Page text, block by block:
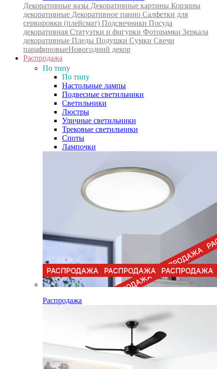
Декоративные вазы Декоративные картины Корзины
декоративные Декоративное панно Салфетки для
сервировки (плейсмат) Подсвечники Посуда
декоративная Статуэтки и фигурки Фоторамки Зеркала
декоративные Пледы Подушки Сумки Свечи
парафиновыеНовогодний декор
Распродажа
По типу
По типу
Настольные лампы
Подвесные светильники
Светильники
Люстры
Уличные светильники
Трековые светильники
Споты
Лампочки
Распродажа